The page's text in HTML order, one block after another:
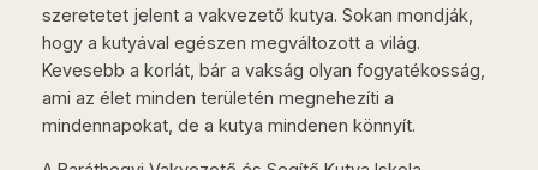
szeretetet jelent a vakvezető kutya. Sokan mondják,
hogy a kutyával egészen megváltozott a világ.
Kevesebb a korlát, bár a vakság olyan fogyatékosság,
ami az élet minden területén megnehezíti a
mindennapokat, de a kutya mindenen könnyít.